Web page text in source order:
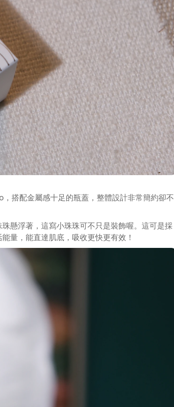
搭配金屬感十足的瓶蓋，整體設計非常簡約卻不
懸浮著，這寫小珠珠可不只是裝飾喔。這可是採
量，能直達肌底，吸收更快更有效！